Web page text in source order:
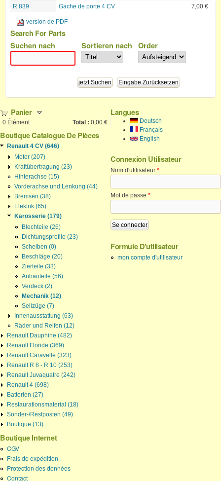
R 839
Gache de porte 4 CV 7,00 €
version de PDF
Search For Parts
Suchen nach
Sortieren nach Order
Panier
0 Élément Total : 0,00 €
Boutique Catalogue De Pièces
Renault 4 CV (646)
Motor (207)
Kraftübertragung (23)
Hinterachse (15)
Vorderachse und Lenkung (44)
Bremsen (38)
Elektrik (65)
Karosserie (179)
Blechteile (26)
Dichtungsprofile (23)
Scheiben (0)
Beschläge (20)
Zierteile (33)
Anbauteile (56)
Verdeck (2)
Mechanik (12)
Seilzüge (7)
Innenausstattung (63)
Räder und Reifen (12)
Renault Dauphine (482)
Renault Floride (369)
Renault Caravelle (323)
Renault R 8 - R 10 (253)
Renault Juvaquatre (242)
Renault 4 (698)
Batterien (27)
Restaurationsmaterial (18)
Sonder-/Restposten (49)
Boutique (13)
Boutique Internet
CGV
Frais de expédition
Protection des données
Contact
Langues
Deutsch
Français
English
Connexion Utilisateur
Nom d'utilisateur *
Mot de passe *
Formule D'utilisateur
mon compte d'utilisateur